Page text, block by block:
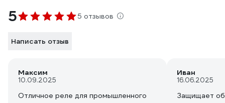
5 5 отзывов
Написать отзыв
Максим
10.09.2025
Отличное реле для промышленного
Иван
16.06.2025
Защищает